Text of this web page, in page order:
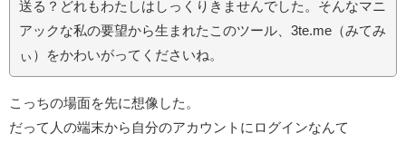
送る？どれもわたしはしっくりきませんでした。そんなマニ
アックな私の要望から生まれたこのツール、3te.me（みてみ
ぃ）をかわいがってくださいね。
こっちの場面を先に想像した。
だって人の端末から自分のアカウントにログインなんて